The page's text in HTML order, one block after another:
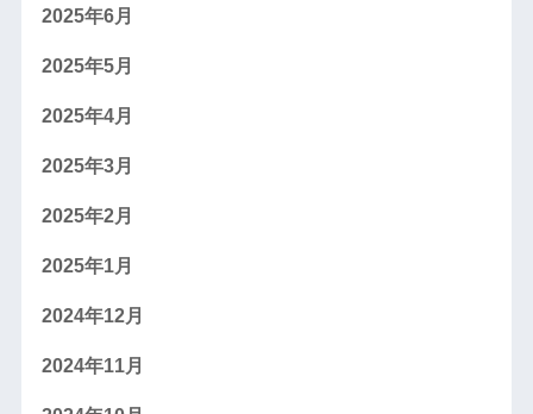
2025年6月
2025年5月
2025年4月
2025年3月
2025年2月
2025年1月
2024年12月
2024年11月